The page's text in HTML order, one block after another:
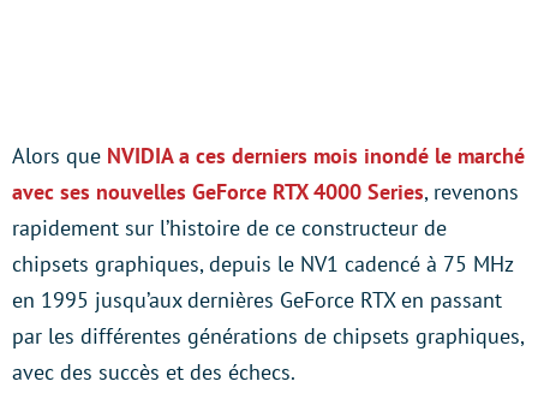
Alors que NVIDIA a ces derniers mois inondé le marché
avec ses nouvelles GeForce RTX 4000 Series, revenons
rapidement sur l’histoire de ce constructeur de
chipsets graphiques, depuis le NV1 cadencé à 75 MHz
en 1995 jusqu’aux dernières GeForce RTX en passant
par les différentes générations de chipsets graphiques,
avec des succès et des échecs.